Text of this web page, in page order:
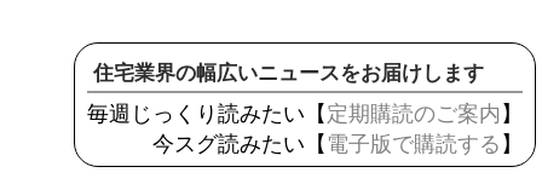
住宅業界の幅広いニュースをお届けします
毎週じっくり読みたい【 定期購読のご案内 】
今スグ読みたい【 電子版で購読する 】